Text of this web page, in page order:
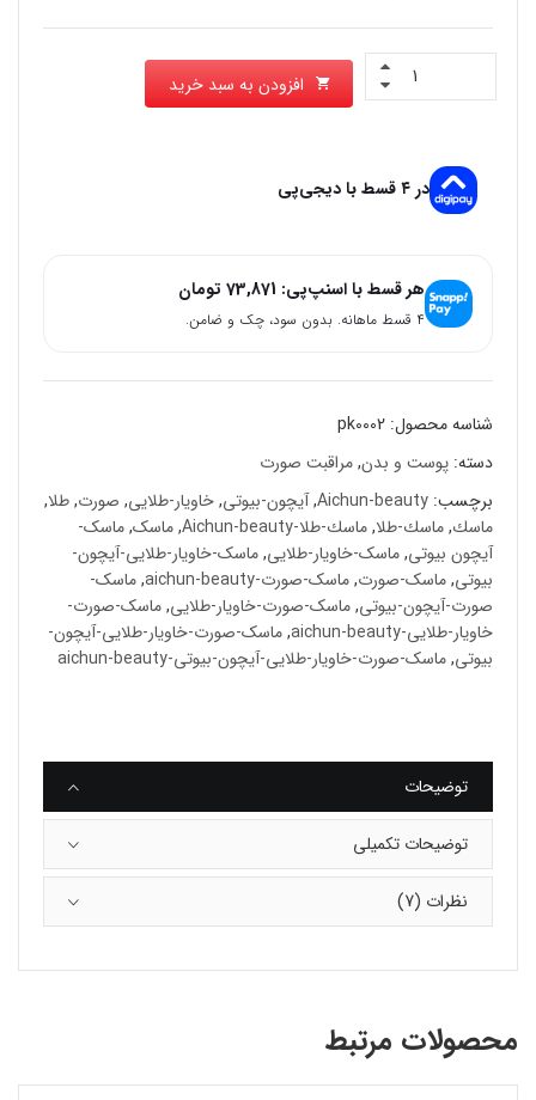
افزودن به سبد خرید
در ۴ قسط با دیجی‌پی
هر قسط با اسنپ‌پی: 73,871 تومان
۴ قسط ماهانه. بدون سود، چک و ضامن.
شناسه محصول: pk0002
دسته: پوست و بدن,مراقبت صورت
برچسب: Aichun-beauty
,آیچون-بیوتی,خاویار-طلایی, صورت,طلا,
ماسك,ماسك-طلا,ماسك-طلا-Aichun-beauty ,ماسک,ماسک-
آیچون بیوتی,ماسک-خاویار-طلایی,ماسک-خاویار-طلایی-آیچون-
بیوتی,ماسک-صورت,ماسک-صورت-aichun-beauty ,ماسک-
صورت-آیچون-بیوتی,ماسک-صورت-خاویار-طلایی,ماسک-صورت-
خاویار-طلایی-aichun-beauty
,ماسک-صورت-خاویار-طلایی-آیچون-
بیوتی,ماسک-صورت-خاویار-طلایی-آیچون-بیوتی-aichun-beauty
توضیحات
توضیحات تکمیلی
نظرات (7)
محصولات مرتبط